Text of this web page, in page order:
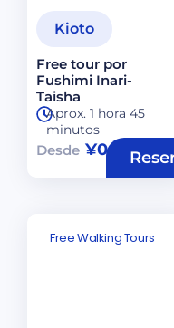
Kioto
Free tour por
Fushimi Inari-
Taisha
Aprox. 1 hora 45
minutos
Desde ¥0
Free Walking Tours